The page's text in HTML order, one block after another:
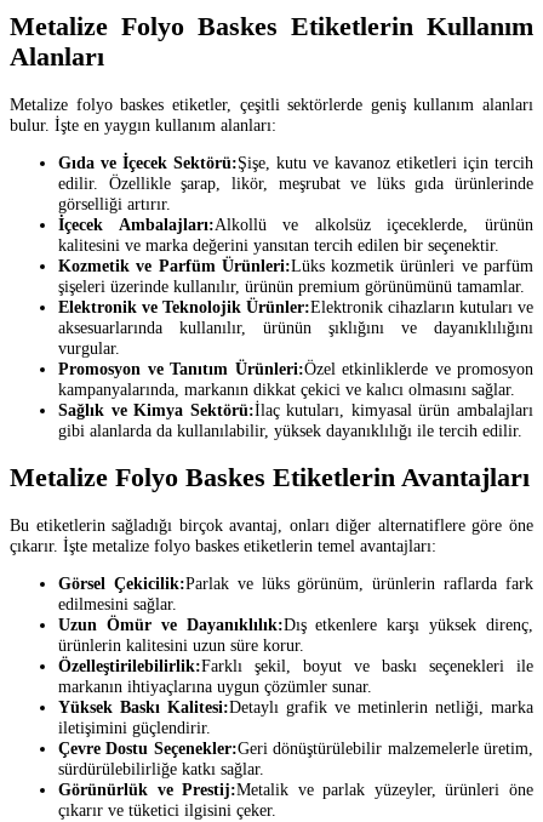
Metalize Folyo Baskes Etiketlerin Kullanım
Alanları
Metalize folyo baskes etiketler, çeşitli sektörlerde geniş kullanım alanları
bulur. İşte en yaygın kullanım alanları:
Gıda ve İçecek Sektörü:Şişe, kutu ve kavanoz etiketleri için tercih
edilir. Özellikle şarap, likör, meşrubat ve lüks gıda ürünlerinde
görselliği artırır.
İçecek Ambalajları:Alkollü ve alkolsüz içeceklerde, ürünün
kalitesini ve marka değerini yansıtan tercih edilen bir seçenektir.
Kozmetik ve Parfüm Ürünleri:Lüks kozmetik ürünleri ve parfüm
şişeleri üzerinde kullanılır, ürünün premium görünümünü tamamlar.
Elektronik ve Teknolojik Ürünler:Elektronik cihazların kutuları ve
aksesuarlarında kullanılır, ürünün şıklığını ve dayanıklılığını
vurgular.
Promosyon ve Tanıtım Ürünleri:Özel etkinliklerde ve promosyon
kampanyalarında, markanın dikkat çekici ve kalıcı olmasını sağlar.
Sağlık ve Kimya Sektörü:İlaç kutuları, kimyasal ürün ambalajları
gibi alanlarda da kullanılabilir, yüksek dayanıklılığı ile tercih edilir.
Metalize Folyo Baskes Etiketlerin Avantajları
Bu etiketlerin sağladığı birçok avantaj, onları diğer alternatiflere göre öne
çıkarır. İşte metalize folyo baskes etiketlerin temel avantajları:
Görsel Çekicilik:Parlak ve lüks görünüm, ürünlerin raflarda fark
edilmesini sağlar.
Uzun Ömür ve Dayanıklılık:Dış etkenlere karşı yüksek direnç,
ürünlerin kalitesini uzun süre korur.
Özelleştirilebilirlik:Farklı şekil, boyut ve baskı seçenekleri ile
markanın ihtiyaçlarına uygun çözümler sunar.
Yüksek Baskı Kalitesi:Detaylı grafik ve metinlerin netliği, marka
iletişimini güçlendirir.
Çevre Dostu Seçenekler:Geri dönüştürülebilir malzemelerle üretim,
sürdürülebilirliğe katkı sağlar.
Görünürlük ve Prestij:Metalik ve parlak yüzeyler, ürünleri öne
çıkarır ve tüketici ilgisini çeker.